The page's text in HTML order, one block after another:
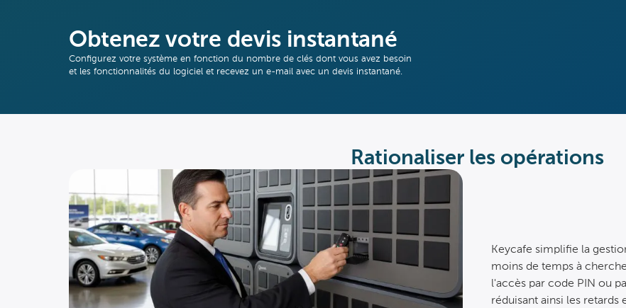
Obtenez votre devis instantané
Configurez votre système en fonction du nombre de clés dont vous avez besoin
et les fonctionnalités du logiciel et recevez un e-mail avec un devis instantané.
Rationaliser les opérations
Keycafe simplifie la
moins de temps à
l'accès par code PIN ou
réduisant ainsi les retards